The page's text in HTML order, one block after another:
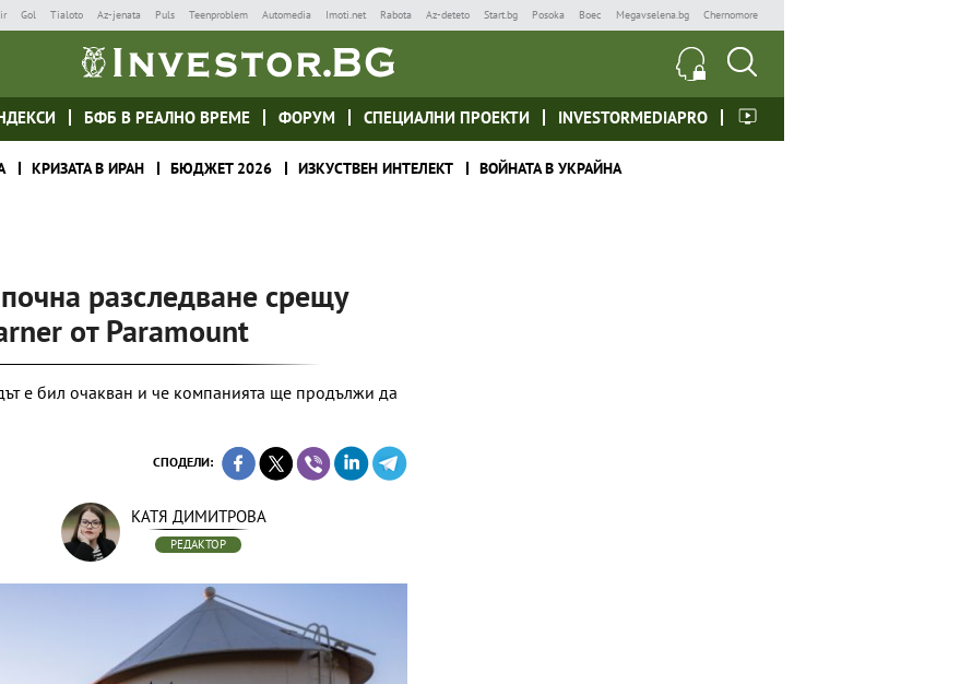
Gol Tialoto Az-jenata Puls Teenproblem Automedia Imoti.net Rabota Az-deteto Start.bg Posoka Boec Megavselena.bg Chernomore
БФБ В РЕАЛНО ВРЕМЕ ФОРУМ СПЕЦИАЛНИ ПРОЕКТИ INVESTORMEDIAPRO
КРИЗАТА В ИРАН БЮДЖЕТ 2026 ИЗКУСТВЕН ИНТЕЛЕКТ ВОЙНАТА В УКРАЙНА
разследване срещу
от Paramount
е бил очакван и че компанията ще продължи да
СПОДЕЛИ:
КАТЯ ДИМИТРОВА
РЕДАКТОР